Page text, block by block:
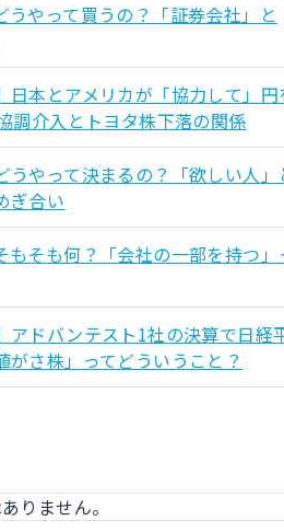
うやって買うの？「証券会社」と
日本とアメリカが「協力して」円
調介入とトヨタ株下落の関係
うやって決まるの？「欲しい人」
ぎ合い
もそも何？「会社の一部を持つ」
アドバンテスト1社の決算で日経
さ株」ってどういうこと？
りません。